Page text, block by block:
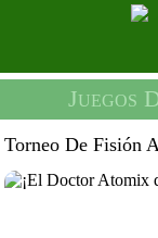
Juegos
Torneo De Fisión